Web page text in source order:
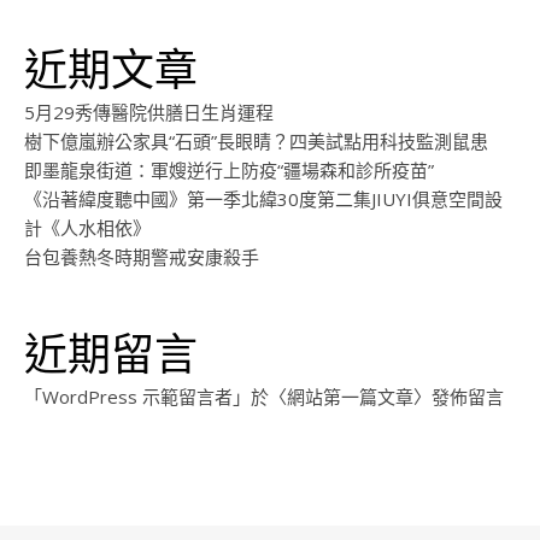
近期文章
5月29秀傳醫院供膳日生肖運程
樹下億嵐辦公家具“石頭”長眼睛？四美試點用科技監測鼠患
即墨龍泉街道：軍嫂逆行上防疫“疆場森和診所疫苗”
《沿著緯度聽中國》第一季北緯30度第二集JIUYI俱意空間設
計《人水相依》
台包養熱冬時期警戒安康殺手
近期留言
「WordPress 示範留言者 」於〈網站第一篇文章〉發佈留言